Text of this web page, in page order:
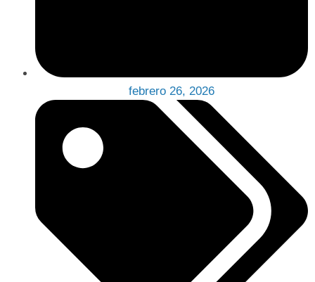
febrero 26, 2026